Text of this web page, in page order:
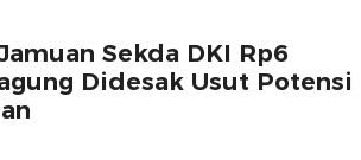
Sekda DKI Rp6
Didesak Usut Potensi